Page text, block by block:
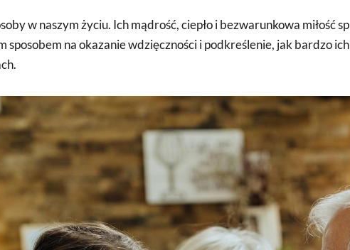
w naszym życiu. Ich mądrość, ciepło i bezwarunkowa miłość
sposobem na okazanie wdzięczności i podkreślenie, jak bardzo